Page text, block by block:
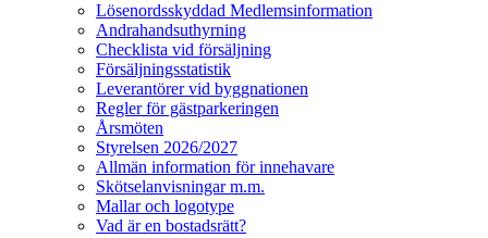
Lösenordsskyddad Medlemsinformation
Andrahandsuthyrning
Checklista vid försäljning
Försäljningsstatistik
Leverantörer vid byggnationen
Regler för gästparkeringen
Årsmöten
Styrelsen 2026/2027
Allmän information för innehavare
Skötselanvisningar m.m.
Mallar och logotype
Vad är en bostadsrätt?